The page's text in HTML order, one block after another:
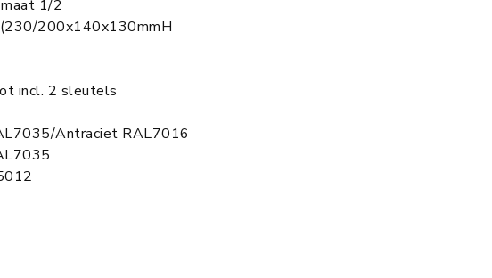
1/2
200x140x130mmH
incl. 2 sleutels
Antraciet RAL7016